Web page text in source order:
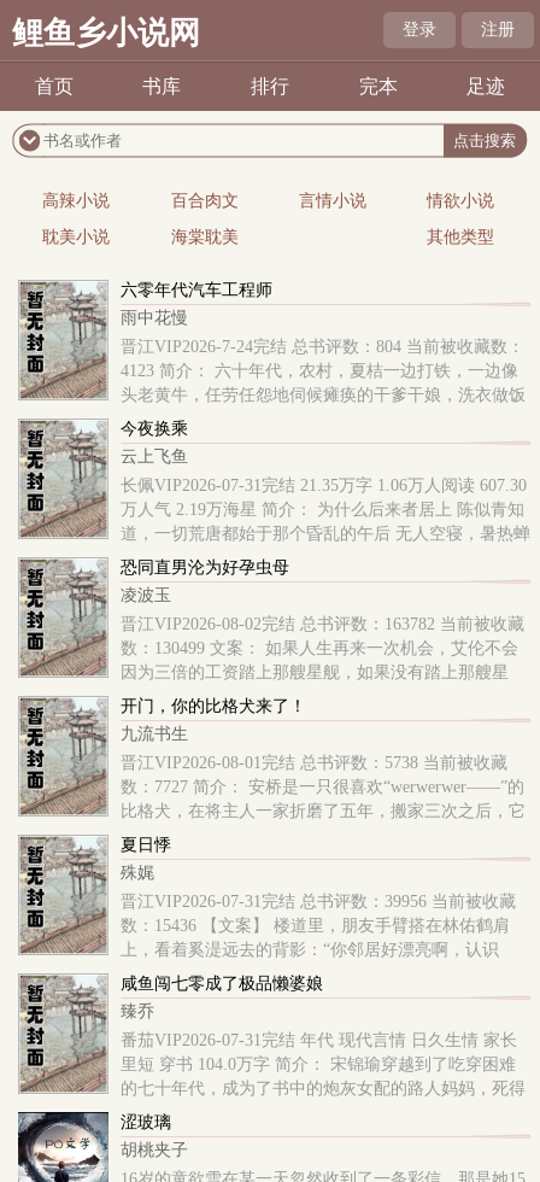
鲤鱼乡小说网 登录 注册
首页 书库 排行 完本 足迹
高辣小说 百合肉文 言情小说
情欲小说
耽美小说
海棠耽美 其他类型
六零年代汽车工程师
雨中花慢
晋江VIP2026-7-24完结 总书评数：804 当前被收藏数：
4123 简介： 六十年代，农村，夏桔一边打铁，一边像
头老黄牛，任劳任怨地伺候瘫痪的干爹干娘，洗衣做饭
做家务。 在这家人看来，她是长得俊..
今夜换乘
云上飞鱼
长佩VIP2026-07-31完结 21.35万字 1.06万人阅读 607.30
万人气 2.19万海星 简介： 为什么后来者居上 陈似青知
道，一切荒唐都始于那个昏乱的午后 无人空寝，暑热蝉
鸣 陈似青没听到不远..
恐同直男沦为好孕虫母
凌波玉
晋江VIP2026-08-02完结 总书评数：163782 当前被收藏
数：130499 文案： 如果人生再来一次机会，艾伦不会
因为三倍的工资踏上那艘星舰，如果没有踏上那艘星
舰，他或许可以娶个老婆、生个孩子、熬到..
开门，你的比格犬来了！
九流书生
晋江VIP2026-08-01完结 总书评数：5738 当前被收藏
数：7727 简介： 安桥是一只很喜欢“werwerwer——”的
比格犬，在将主人一家折磨了五年，搬家三次之后，它
在一个风和日丽的下午寿终正寝了。 也..
夏日悸
殊娓
晋江VIP2026-07-31完结 总书评数：39956 当前被收藏
数：15436 【文案】 楼道里，朋友手臂搭在林佑鹤肩
上，看着奚湜远去的背影：“你邻居好漂亮啊，认识
吗？” 林佑鹤摸着白色高领毛衣的领口：“..
咸鱼闯七零成了极品懒婆娘
臻乔
番茄VIP2026-07-31完结 年代 现代言情 日久生情 家长
里短 穿书 104.0万字 简介： 宋锦瑜穿越到了吃穿困难
的七十年代，成为了书中的炮灰女配的路人妈妈，死得
早，只在炮灰女配的回忆里出现过。..
涩玻璃
胡桃夹子